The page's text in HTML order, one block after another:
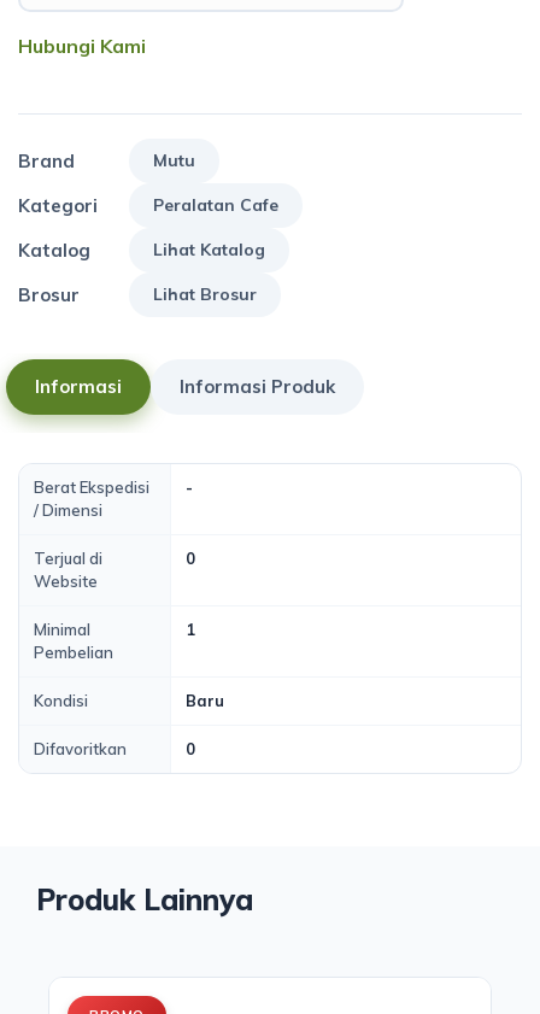
Hubungi Kami
Brand Mutu
Kategori Peralatan Cafe
Katalog Lihat Katalog
Brosur Lihat Brosur
Informasi Informasi Produk
Berat Ekspedisi
/ Dimensi
-
Terjual di
Website
0
Minimal
Pembelian
1
Kondisi Baru
Difavoritkan 0
Produk Lainnya